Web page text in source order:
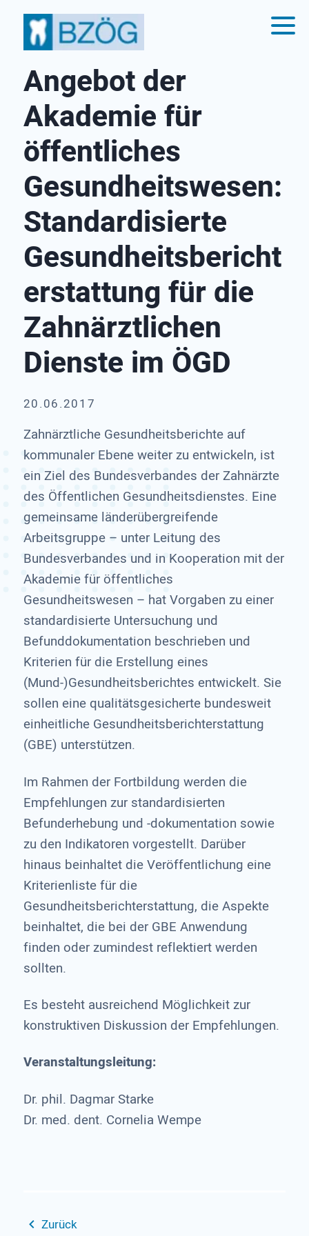
Angebot der
Akademie für
öffentliches
Gesundheitswesen:
Standardisierte
Gesundheitsbericht
erstattung für die
Zahnärztlichen
Dienste im ÖGD
20.06.2017
Zahnärztliche Gesundheitsberichte auf
kommunaler Ebene weiter zu entwickeln, ist
ein Ziel des Bundesverbandes der Zahnärzte
des Öffentlichen Gesundheitsdienstes. Eine
gemeinsame länderübergreifende
Arbeitsgruppe – unter Leitung des
Bundesverbandes und in Kooperation mit der
Akademie für öffentliches
Gesundheitswesen – hat Vorgaben zu einer
standardisierte Untersuchung und
Befunddokumentation beschrieben und
Kriterien für die Erstellung eines
(Mund-)Gesundheitsberichtes entwickelt. Sie
sollen eine qualitätsgesicherte bundesweit
einheitliche Gesundheitsberichterstattung
(GBE) unterstützen.
Im Rahmen der Fortbildung werden die
Empfehlungen zur standardisierten
Befunderhebung und -dokumentation sowie
zu den Indikatoren vorgestellt. Darüber
hinaus beinhaltet die Veröffentlichung eine
Kriterienliste für die
Gesundheitsberichterstattung, die Aspekte
beinhaltet, die bei der GBE Anwendung
finden oder zumindest reflektiert werden
sollten.
Es besteht ausreichend Möglichkeit zur
konstruktiven Diskussion der Empfehlungen.
Veranstaltungsleitung:
Dr. phil. Dagmar Starke
Dr. med. dent. Cornelia Wempe
Zurück